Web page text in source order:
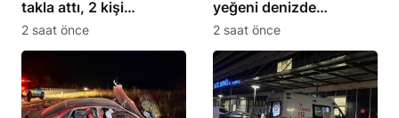
takla attı, 2 kişi
yaralandı
2 saat önce
yeğeni denizde
boğuldu, hayatlarını
kaybetti
2 saat önce